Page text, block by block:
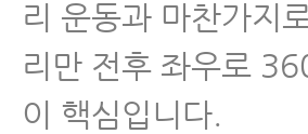
- 추간판탈출증, 협
게 아플 때 사람들
리 운동과 마찬가지
리만 전후 좌우로
이 핵심입니다.